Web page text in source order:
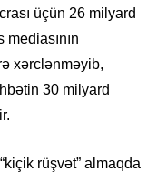
üçün 26 milyard
xərclənməyib,
30 milyard
rüşvət” almaqda